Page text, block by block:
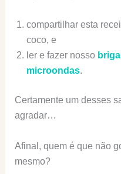
compartilhar esta
coco, e
ler e fazer nosso
microondas.
Certamente um desses
agradar…
Afinal, quem é que não
mesmo?